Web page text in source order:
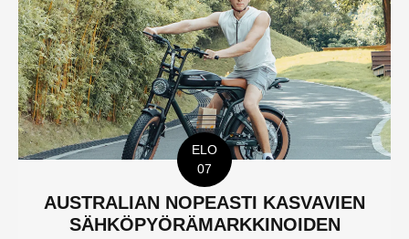
ELO
07
AUSTRALIAN NOPEASTI KASVAVIEN
SÄHKÖPYÖRÄMARKKINOIDEN